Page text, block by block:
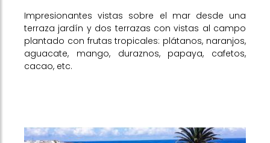
Impresionantes vistas sobre el mar desde una
terraza jardín y dos terrazas con vistas al campo
plantado con frutas tropicales: plátanos, naranjos,
aguacate, mango, duraznos, papaya, cafetos,
cacao, etc.